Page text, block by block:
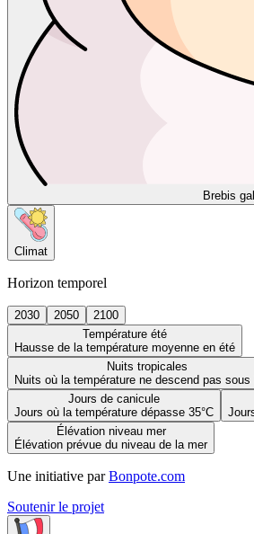
Brebis
Climat
Horizon temporel
2030 2050
2100
Température été
Hausse de la température moyenne en été
Nuits tropicales
Nuits où la température ne descend pas sous
Jours de canicule
Jours où la température dépasse 35°C
Élévation niveau mer
Élévation prévue du niveau de la mer
Une initiative par Bonpote.com
Soutenir le projet